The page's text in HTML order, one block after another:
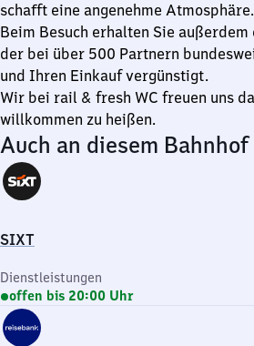
schafft eine angenehme Atmosphäre.
Beim Besuch erhalten Sie außerdem
der bei über 500 Partnern
und Ihren Einkauf vergünstigt.
Wir bei rail & fresh WC freuen uns
willkommen zu heißen.
Auch an diesem Bahnhof
SIXT
Dienstleistungen
offen bis 20:00 Uhr